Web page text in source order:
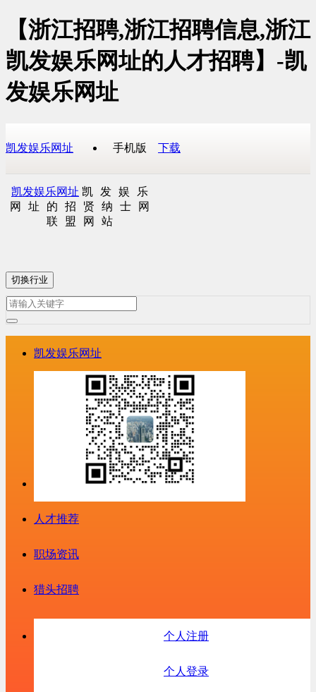
【浙江招聘,浙江招聘信息,浙江
凯发娱乐网址的人才招聘】-凯
发娱乐网址
凯发娱乐网址 手机版 下载
凯发娱乐网址 凯发娱乐
网址的招贤纳士网
联盟网站
切换行业
凯发娱乐网址
人才推荐
职场资讯
猎头招聘
个人注册
个人登录